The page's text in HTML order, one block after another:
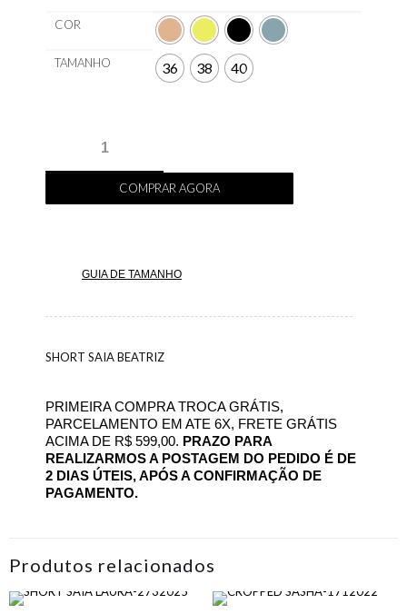
COR
TAMANHO 36 38 40
COMPRAR AGORA
GUIA DE TAMANHO
SHORT SAIA BEATRIZ
PRIMEIRA COMPRA TROCA GRÁTIS,
PARCELAMENTO EM ATE 6X, FRETE GRÁTIS
ACIMA DE R$ 599,00. PRAZO PARA
REALIZARMOS A POSTAGEM DO PEDIDO É DE
2 DIAS ÚTEIS, APÓS A CONFIRMAÇÃO DE
PAGAMENTO.
Produtos relacionados